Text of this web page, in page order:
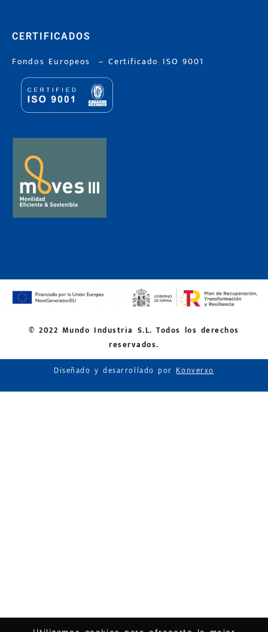
CERTIFICADOS
Fondos Europeos –Certificado ISO 9001
© 2022 Mundo Industria S.L. Todos los derechos
reservados.
Diseñado y desarrollado porKonverxo